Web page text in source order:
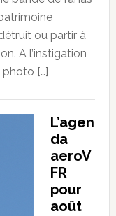
ou partir à
A l’instigation
photo […]
L’agen
da
aeroV
FR
pour
août